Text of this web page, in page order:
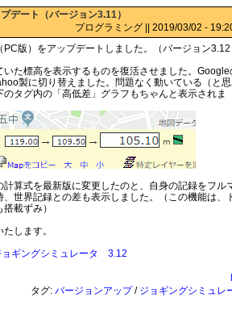
デート（バージョン3.11）
プログラミング || 2019/03/02 - 19:20
版）をアップデートしました。（バージョン3.12
た標高を表示するものを復活させました。Google
製に切り替えました。問題なく動いている（と
タグ内の「高低差」グラフもちゃんと表示されま
算式を最新版に変更したのと、自身の記録をフル
世界記録との差も表示しました。（この機能は、
載ずみ）
します。
ョギングシミュレータ 3.12
タグ: バージョンアップ/ ジョギングシミュレ